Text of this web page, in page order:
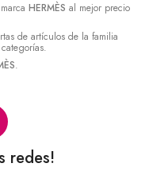
HERMÈS al mejor precio
de artículos de la familia
.
redes!